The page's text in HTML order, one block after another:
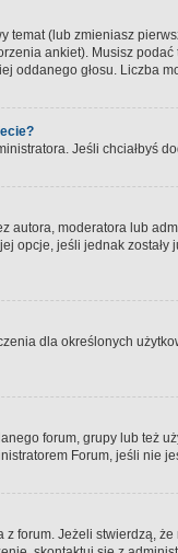
temat (lub zmieniasz
ankiet). Musisz
oddanego głosu. Liczba
Jeśli chciałbyś
autora, moderatora lub
opcje, jeśli jednak
dla określonych
forum, grupy lub też
Forum, jeśli nie
forum. Jeżeli stwierdzą,